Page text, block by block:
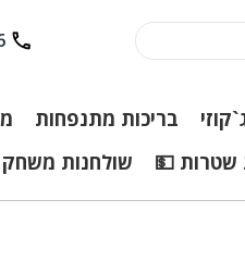
בריכות מתנפחות
שטרות 💵 שולחנות